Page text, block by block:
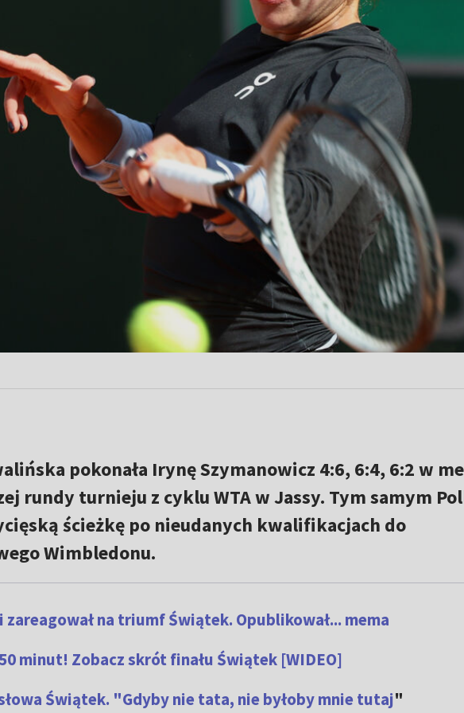
pokonała Irynę Szymanowicz 4:6, 6:4, 6:2 w
rundy turnieju z cyklu WTA w Jassy. Tym samym
ścieżkę po nieudanych kwalifikacjach do
Wimbledonu.
zareagował na triumf Świątek. Opublikował... mema
minut! Zobacz skrót finału Świątek [WIDEO]
Świątek. "Gdyby nie tata, nie byłoby mnie tutaj"